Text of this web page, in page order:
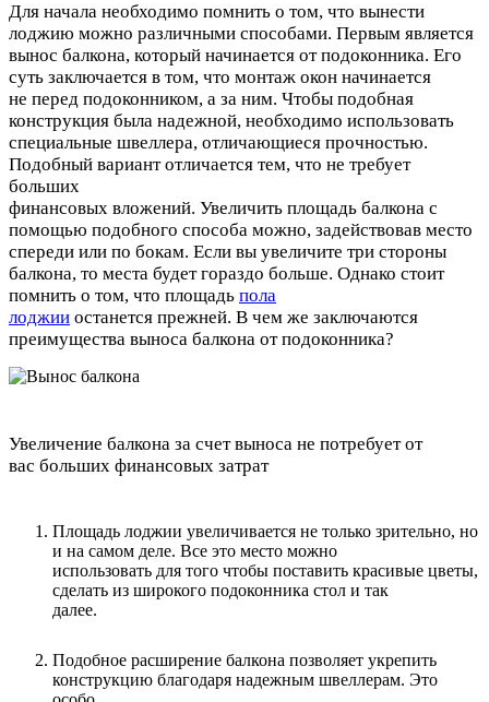
Для начала необходимо помнить о том, что вынести
лоджию можно различными способами. Первым является
вынос балкона, который начинается от подоконника. Его
суть заключается в том, что монтаж окон начинается
не перед подоконником, а за ним. Чтобы подобная
конструкция была надежной, необходимо использовать
специальные швеллера, отличающиеся прочностью.
Подобный вариант отличается тем, что не требует
больших
финансовых вложений. Увеличить площадь балкона с
помощью подобного способа можно, задействовав место
спереди или по бокам. Если вы увеличите три стороны
балкона, то места будет гораздо больше. Однако стоит
помнить о том, что площадь пола
лоджии останется прежней. В чем же заключаются
преимущества выноса балкона от подоконника?
Увеличение балкона за счет выноса не потребует от
вас больших финансовых затрат
Площадь лоджии увеличивается не только зрительно, но
и на самом деле. Все это место можно
использовать для того чтобы поставить красивые цветы,
сделать из широкого подоконника стол и так
далее.
Подобное расширение балкона позволяет укрепить
конструкцию благодаря надежным швеллерам. Это